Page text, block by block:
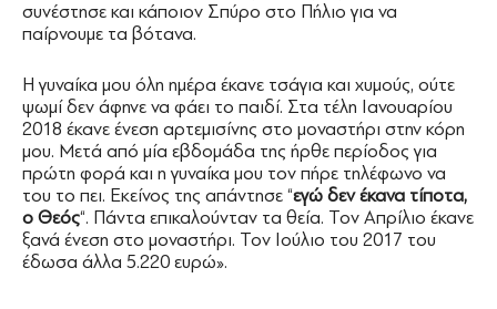
συνέστησε και κάποιον Σπύρο στο Πήλιο για να
παίρνουμε τα βότανα.
Η γυναίκα μου όλη ημέρα έκανε τσάγια και χυμούς, ούτε
ψωμί δεν άφηνε να φάει το παιδί. Στα τέλη Ιανουαρίου
2018 έκανε ένεση αρτεμισίνης στο μοναστήρι στην κόρη
μου. Μετά από μία εβδομάδα της ήρθε περίοδος για
πρώτη φορά και η γυναίκα μου τον πήρε τηλέφωνο να
του το πει. Εκείνος της απάντησε “εγώ δεν έκανα τίποτα,
ο Θεός“. Πάντα επικαλούνταν τα θεία. Τον Απρίλιο έκανε
ξανά ένεση στο μοναστήρι. Τον Ιούλιο του 2017 του
έδωσα άλλα 5.220 ευρώ».